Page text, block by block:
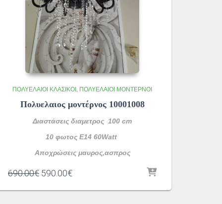
ΠΟΛΥΈΛΑΙΟΙ ΚΛΑΣΙΚΟΊ ΠΟΛΥΈΛΑΙΟΙ ΜΟΝΤΈΡΝΟΙ
Πολυελαιος μοντέρνος 10001008
Διαστάσεις διαμετρος 100 cm
10 φωτος Ε14 60Watt
Αποχρώσεις μαυρος,ασπρος
690.00€ Original
was:
590.00€Η
τιμή